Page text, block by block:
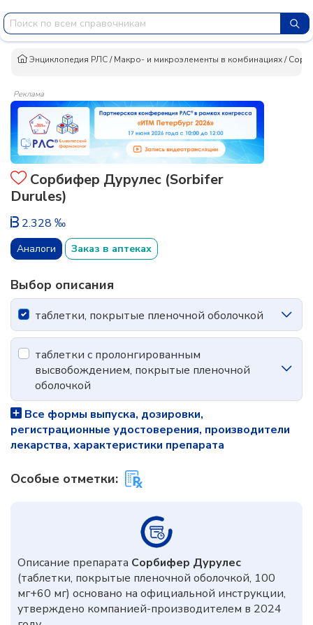
Энциклопедия РЛС/Макро- и микроэлементы в комбинациях/
Реклама
Сорбифер Дурулес (Sorbifer
Durules)
2.328 ‰
Аналоги Заказ в аптеках
Выбор описания
таблетки, покрытые пленочной оболочкой
таблетки с пролонгированным
высвобождением, покрытые пленочной
оболочкой
Все формы выпуска, дозировки,
регистрационные удостоверения, производители
лекарства, характеристики препарата
Особые отметки:
Описание препарата Сорбифер Дурулес
(таблетки, покрытые пленочной оболочкой, 100
мг+60 мг) основано на официальной инструкции,
утверждено компанией-производителем в 2024